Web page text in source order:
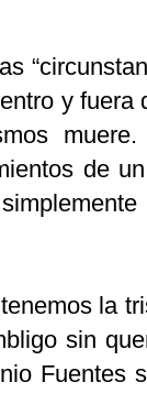
y fuera
de
la
sin
Fuentes